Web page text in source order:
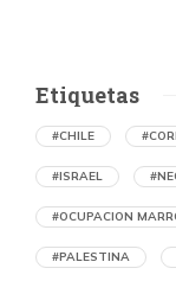
Etiquetas
#CHILE
#ISRAEL
#OCUPACION
#PALESTINA